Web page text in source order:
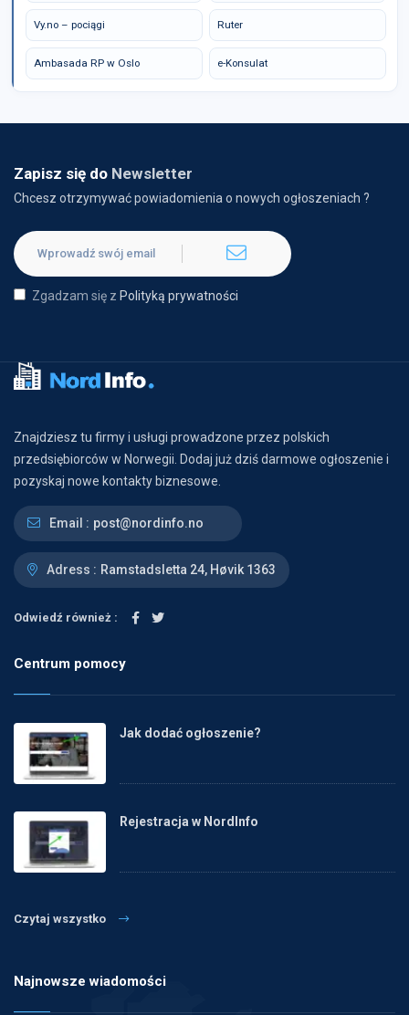
Vy.no – pociągi Ruter
Ambasada RP w Oslo e-Konsulat
Zapisz się do Newsletter
Chcesz otrzymywać powiadomienia o nowych ogłoszeniach ?
Zgadzam się z Polityką prywatności
Znajdziesz tu firmy i usługi prowadzone przez polskich
przedsiębiorców w Norwegii. Dodaj już dziś darmowe ogłoszenie i
pozyskaj nowe kontakty biznesowe.
Email : post@nordinfo.no
Adress : Ramstadsletta 24, Høvik 1363
Odwiedź również :
Centrum pomocy
Jak dodać ogłoszenie?
Rejestracja w NordInfo
Czytaj wszystko
Najnowsze wiadomości